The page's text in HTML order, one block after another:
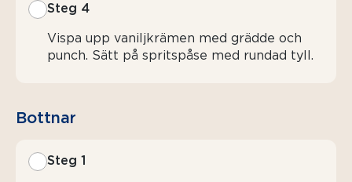
Steg 4
Vispa upp vaniljkrämen med grädde och
punch. Sätt på spritspåse med rundad tyll.
Bottnar
Steg 1